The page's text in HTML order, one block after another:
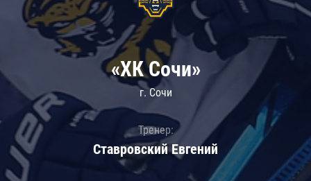
«ХК Сочи»
г. Сочи
Тренер:
Ставровский Евгений